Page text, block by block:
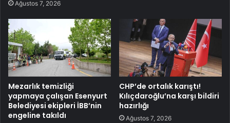
Ağustos 7, 2026
Mezarlık temizliği
yapmaya çalışan Esenyurt
Belediyesi ekipleri İBB’nin
engeline takıldı
CHP’de ortalık karıştı!
Kılıçdaroğlu’na karşı bildiri
hazırlığı
Ağustos 7, 2026